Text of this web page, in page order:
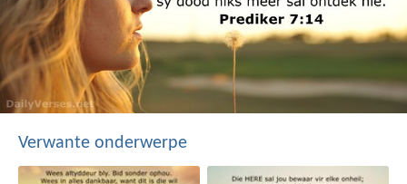
Verwante onderwerpe